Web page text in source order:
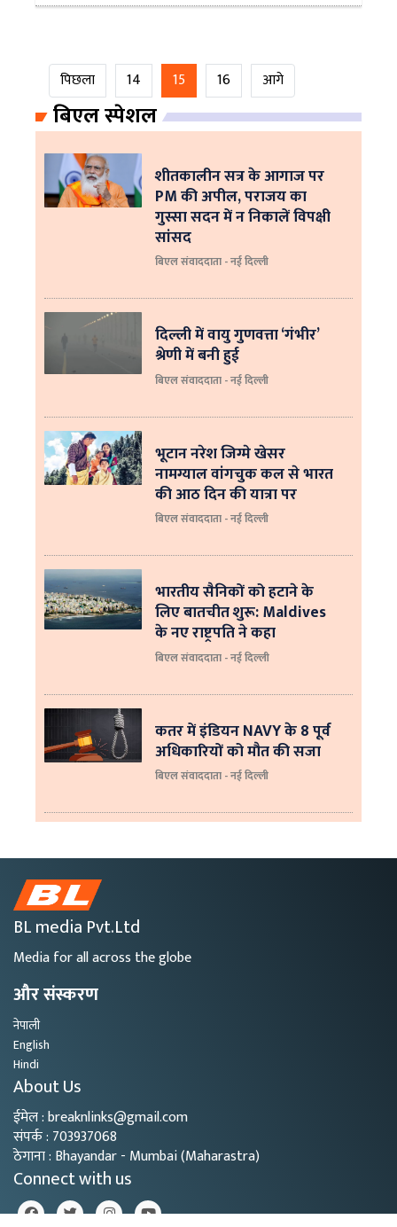
पिछला 14 15 16 आगे
बिएल स्पेशल
शीतकालीन सत्र के आगाज पर
PM की अपील, पराजय का
गुस्सा सदन में न निकालें विपक्षी
सांसद
बिएल संवाददाता - नई दिल्ली
दिल्ली में वायु गुणवत्ता ‘गंभीर’
श्रेणी में बनी हुई
बिएल संवाददाता - नई दिल्ली
भूटान नरेश जिग्मे खेसर
नामग्याल वांगचुक कल से भारत
की आठ दिन की यात्रा पर
बिएल संवाददाता - नई दिल्ली
भारतीय सैनिकों को हटाने के
लिए बातचीत शुरू: Maldives
के नए राष्ट्रपति ने कहा
बिएल संवाददाता - नई दिल्‍ली
कतर में इंडियन NAVY के 8 पूर्व
अधिकारियों को मौत की सजा
बिएल संवाददाता - नई दिल्ली
BL media Pvt.Ltd
Media for all across the globe
और संस्करण
नेपाली
English
Hindi
About Us
ईमेल : breaknlinks@gmail.com
संपर्क : 703937068
ठेगाना : Bhayandar - Mumbai (Maharastra)
Connect with us